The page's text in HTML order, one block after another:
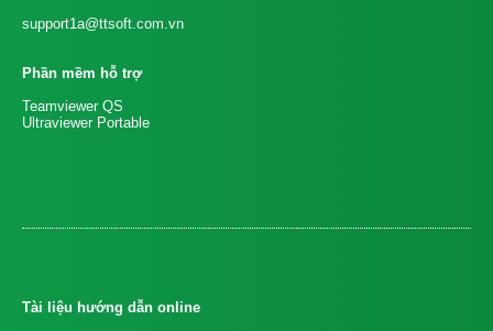
support1a@ttsoft.com.vn
Phần mềm hỗ trợ
Teamviewer QS
Ultraviewer Portable
Tài liệu hướng dẫn online